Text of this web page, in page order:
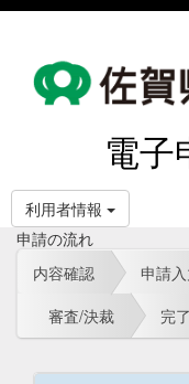
電子
利用者情報
申請の流れ
内容確認
申請入
審査/決裁
完了